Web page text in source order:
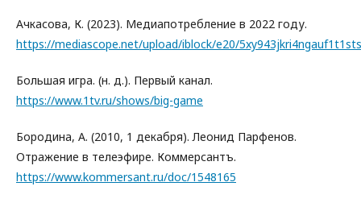
Ачкасова, К. (2023). Медиапотребление в 2022 году.
https://mediascope.net/upload/iblock/e20/
Большая игра. (н. д.). Первый канал.
https://www.1tv.ru/shows/big-game
Бородина, А. (2010, 1 декабря). Леонид Парфенов.
Отражение в телеэфире. Коммерсантъ.
https://www.kommersant.ru/doc/1548165